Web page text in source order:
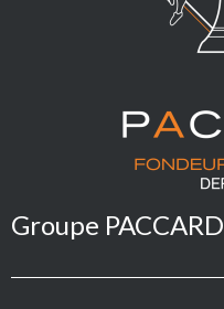
Groupe PACCARD